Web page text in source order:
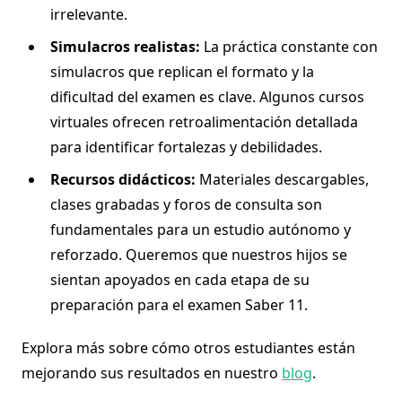
irrelevante.
Simulacros realistas: La práctica constante con
simulacros que replican el formato y la
dificultad del examen es clave. Algunos cursos
virtuales ofrecen retroalimentación detallada
para identificar fortalezas y debilidades.
Recursos didácticos: Materiales descargables,
clases grabadas y foros de consulta son
fundamentales para un estudio autónomo y
reforzado. Queremos que nuestros hijos se
sientan apoyados en cada etapa de su
preparación para el examen Saber 11.
Explora más sobre cómo otros estudiantes están
mejorando sus resultados en nuestro blog.